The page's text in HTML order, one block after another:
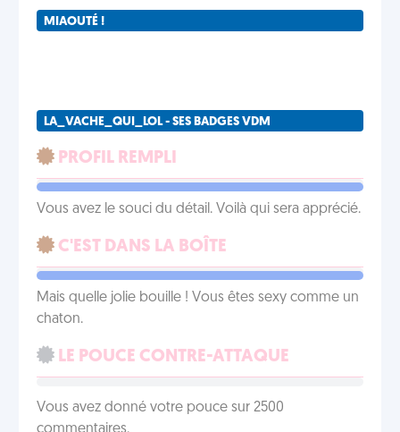
MIAOUTÉ !
LA_VACHE_QUI_LOL - SES BADGES VDM
PROFIL REMPLI
Vous avez le souci du détail. Voilà qui sera apprécié.
C'EST DANS LA BOÎTE
Mais quelle jolie bouille ! Vous êtes sexy comme un
chaton.
LE POUCE CONTRE-ATTAQUE
Vous avez donné votre pouce sur 2500